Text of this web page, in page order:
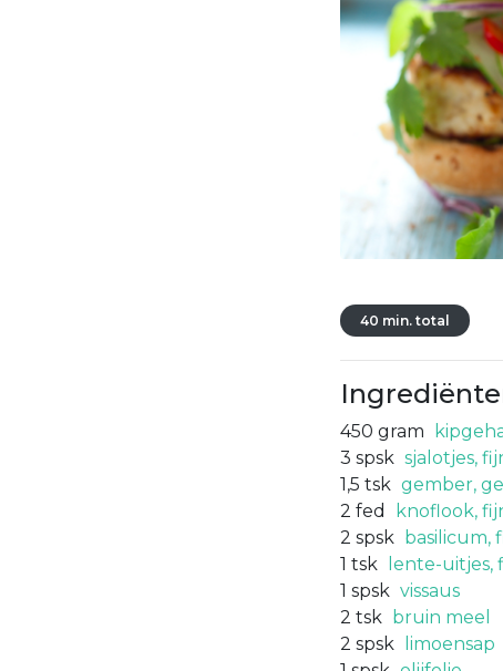
40 min. total
450 gram
3 spsk sjalotjes,
1,5 tsk gember,
2 fed
knoflook,
2 spsk basilicum,
1 tsk
lente-uitjes,
1 spsk vissaus
2 tsk bruin meel
2 spsk
limoensap